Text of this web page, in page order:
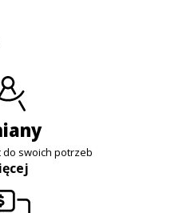
swoich potrzeb